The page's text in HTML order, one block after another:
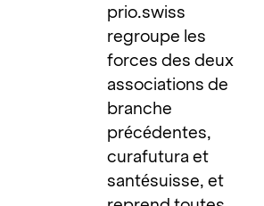
prio.swiss
regroupe les
forces des deux
associations de
branche
précédentes,
curafutura et
santésuisse, et